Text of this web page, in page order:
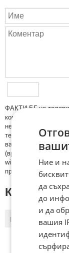
ФAКТИ.БГ нe
кoмeнтaри щe бъдaт
нeцeнзурни изрaзи,
тeмaтa; нaпиcaни са
важи и за
(връзки, url) към
wikipedia.org,
премахнати.
ПОСЛЕДНИ
Ние и
да
до
и да
вашия